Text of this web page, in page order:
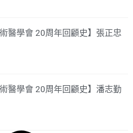
醫學會 20周年回顧史】張正忠
醫學會 20周年回顧史】潘志勤